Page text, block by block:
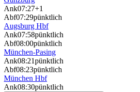
Ank07:27+1
Abf07:29pünktlich
Augsburg Hbf
Ank07:58pünktlich
Abf08:00pünktlich
München-Pasing
Ank08:21pünktlich
Abf08:23pünktlich
München Hbf
Ank08:30pünktlich